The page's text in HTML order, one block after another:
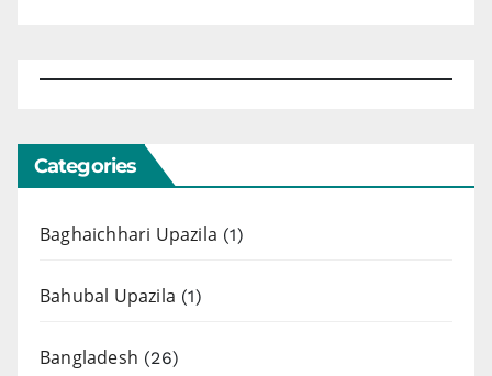
Categories
Baghaichhari Upazila (1)
Bahubal Upazila (1)
Bangladesh (26)